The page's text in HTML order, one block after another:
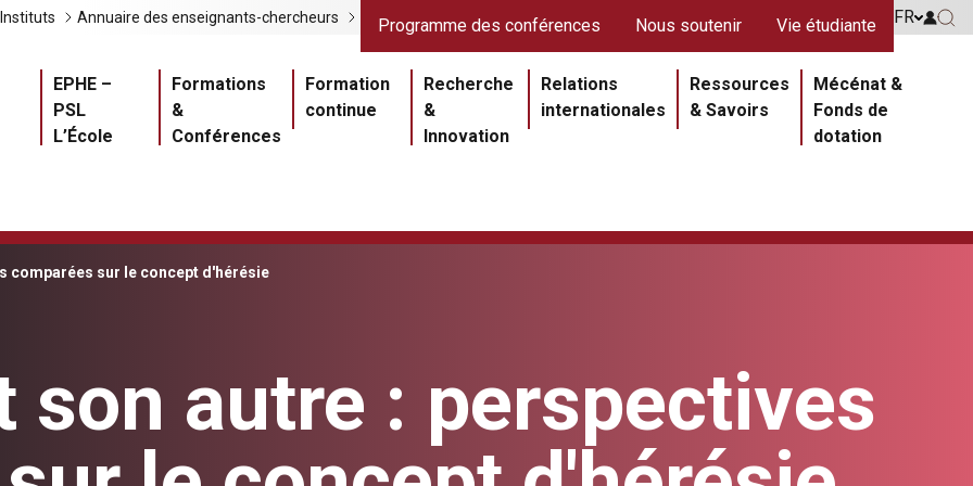
Navigation principale
EPHE –
PSL
L’École
Formations
&
Conférences
Formation
continue
Recherche
&
Innovation
Relations
internationales
Ressources
& Savoirs
Mécénat &
Fonds de
dotation
Liens gris
Instituts Annuaire des enseignants-chercheurs Liens rouges
Programme des conférences Nous soutenir Vie étudiante FR Go to
Go
Section
comparées sur le concept d'hérésie
son autre : perspectives